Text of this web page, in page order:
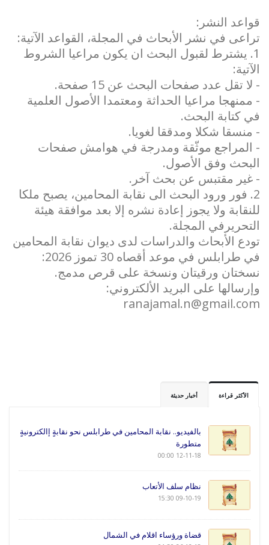
قواعد النشر:
تراعى في نشر الأبحاث في المجلة، القواعد الآتية:
1. يشترط لقبول البحث ان يكون مراعيا الشروط
الآتية:
- لا تقل عدد صفحات البحث عن 15 صفحة.
- ممنهجا مراعيا الحداثة ومعتمدا الأصول العلمية
في كتابة البحث.
- منسقا شكلا ومدققا لغويا.
- المراجع موثّقة ومدرجة في هوامش صفحات
البحث وفق الأصول.
- غير مقتبس عن بحث آخر.
2. فور ورود البحث الى نقابة المحامين، يصبح ملكا
للنقابة ولا يجوز إعادة نشره إلا بعد موافقة هيئة
التحريرفي المجلة.
تودع الأبحاث والدراسات لدى ديوان نقابة المحامين
في طرابلس في موعد أقصاه 30 تموز 2026:
نسختان ورقيتان ونسخة على قرص مدمج.
وإرسالها على البريد الألكتروني:
ranajamal.n@gmail.com
الأكثر قراءة أخبار حديثة
بالفيديو.. نقابة المحامين في طرابلس نحو نقابةٍ إالكترونيةٍ
متطورة
12-11-18 00:00
نظام سلف الأتعاب
09-10-19 15:30
قضاة ورؤساء اقلام في الشمال